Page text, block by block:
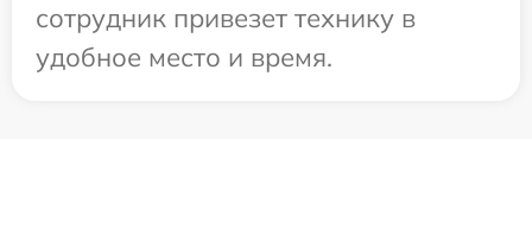
сотрудник привезет технику в
удобное место и время.